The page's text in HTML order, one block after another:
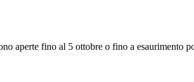
aperte fino al 5 ottobre o fino a esaurimento